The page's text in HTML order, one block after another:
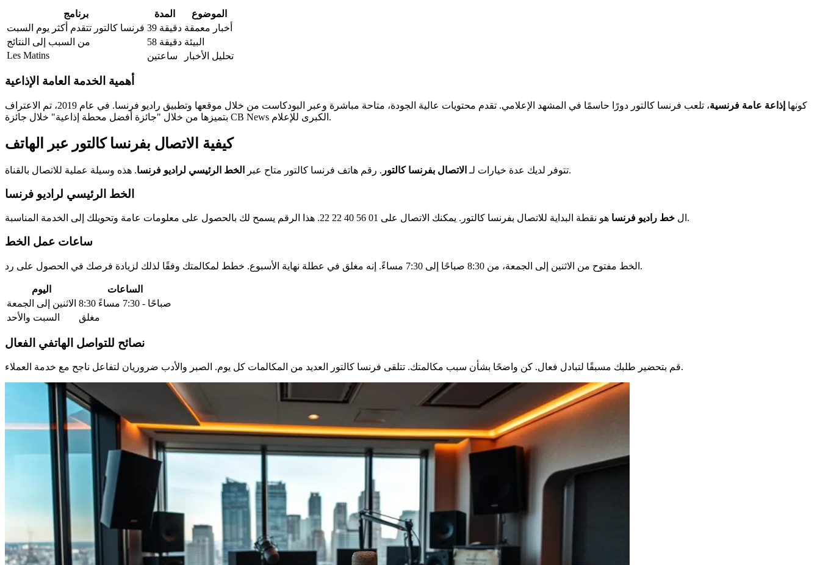
برنامج المدة
الموضوع
فرنسا كالتور تتقدم أكثر يوم السبت
39 دقيقة أخبار معمقة
من السبب إلى النتائج
58 دقيقة البيئة
Les Matins
ساعتين تحليل الأخبار
أهمية الخدمة العامة الإذاعية
كونها إذاعة عامة فرنسية
، تلعب فرنسا كالتور دورًا حاسمًا في المشهد الإعلامي. تقدم محتويات عالية الجودة، متاحة مباشرة وعبر البودكاست من خلال موقعها وتطبيق راديو فرنسا. في عام 2019، تم الاعتراف
بتميزها من خلال "جائزة أفضل محطة إذاعية" خلال جائزة CB News الكبرى للإعلام.
كيفية الاتصال بفرنسا كالتور عبر الهاتف
تتوفر لديك عدة خيارات لـ الاتصال بفرنسا كالتور . رقم هاتف فرنسا كالتور متاح عبر الخط الرئيسي لراديو فرنسا . هذه وسيلة عملية للاتصال بالقناة.
الخط الرئيسي لراديو فرنسا
ال خط راديو فرنسا هو نقطة البداية للاتصال بفرنسا كالتور. يمكنك الاتصال على 01 56 40 22 22. هذا الرقم يسمح لك بالحصول على معلومات عامة وتحويلك إلى الخدمة المناسبة.
ساعات عمل الخط
الخط مفتوح من الاثنين إلى الجمعة، من 8:30 صباحًا إلى 7:30 مساءً. إنه مغلق في عطلة نهاية الأسبوع. خطط لمكالمتك وفقًا لذلك لزيادة فرصك في الحصول على رد.
اليوم
الساعات
الاثنين إلى الجمعة
8:30 صباحًا - 7:30 مساءً
السبت والأحد
مغلق
نصائح للتواصل الهاتفي الفعال
قم بتحضير طلبك مسبقًا لتبادل فعال. كن واضحًا بشأن سبب مكالمتك. تتلقى فرنسا كالتور العديد من المكالمات كل يوم. الصبر والأدب ضروريان لتفاعل ناجح مع خدمة العملاء.